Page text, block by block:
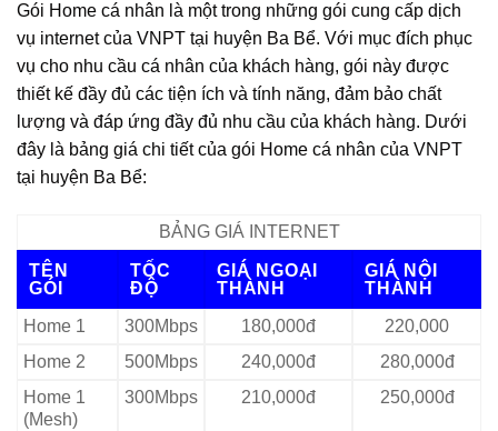
Gói Home cá nhân là một trong những gói cung cấp dịch
vụ internet của VNPT tại huyện Ba Bể. Với mục đích phục
vụ cho nhu cầu cá nhân của khách hàng, gói này được
thiết kế đầy đủ các tiện ích và tính năng, đảm bảo chất
lượng và đáp ứng đầy đủ nhu cầu của khách hàng. Dưới
đây là bảng giá chi tiết của gói Home cá nhân của VNPT
tại huyện Ba Bể:
BẢNG GIÁ INTERNET
TÊN
GÓI
TỐC
ĐỘ
GIÁ NGOẠI
THÀNH
GIÁ NỘI
THÀNH
Home 1
300Mbps 180,000đ
220,000
Home 2
500Mbps 240,000đ
280,000đ
Home 1
(Mesh)
300Mbps 210,000đ 250,000đ